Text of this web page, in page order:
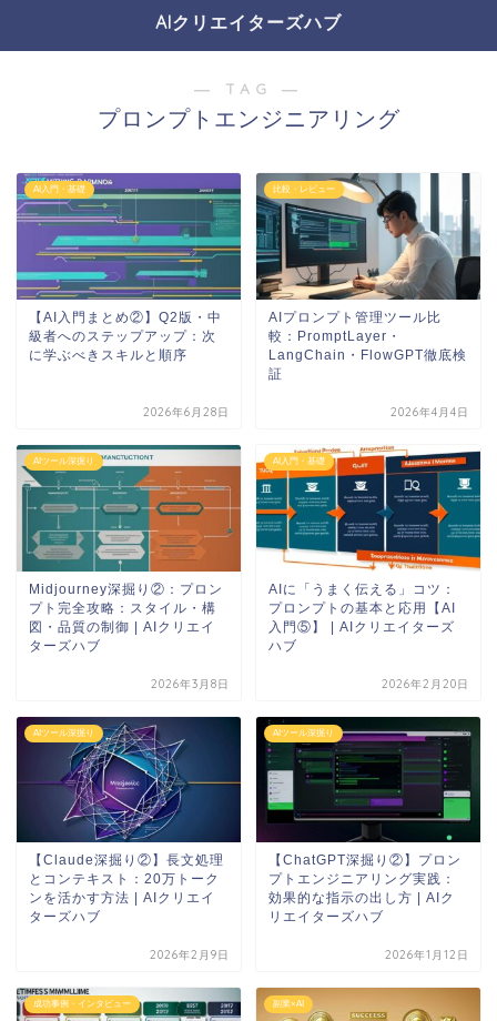
AIクリエイターズハブ
― TAG ―
プロンプトエンジニアリング
AI入門・基礎
【AI入門まとめ②】Q2版・中
級者へのステップアップ：次
に学ぶべきスキルと順序
2026年6月28日
比較・レビュー
AIプロンプト管理ツール比
較：PromptLayer・
LangChain・FlowGPT徹底検
証
2026年4月4日
AIツール深掘り
Midjourney深掘り②：プロン
プト完全攻略：スタイル・構
図・品質の制御 | AIクリエイ
ターズハブ
2026年3月8日
AI入門・基礎
AIに「うまく伝える」コツ：
プロンプトの基本と応用【AI
入門⑤】 | AIクリエイターズ
ハブ
2026年2月20日
AIツール深掘り
【Claude深掘り②】長文処理
とコンテキスト：20万トーク
ンを活かす方法 | AIクリエイ
ターズハブ
2026年2月9日
AIツール深掘り
【ChatGPT深掘り②】プロン
プトエンジニアリング実践：
効果的な指示の出し方 | AIク
リエイターズハブ
2026年1月12日
成功事例・インタビュー 副業×AI